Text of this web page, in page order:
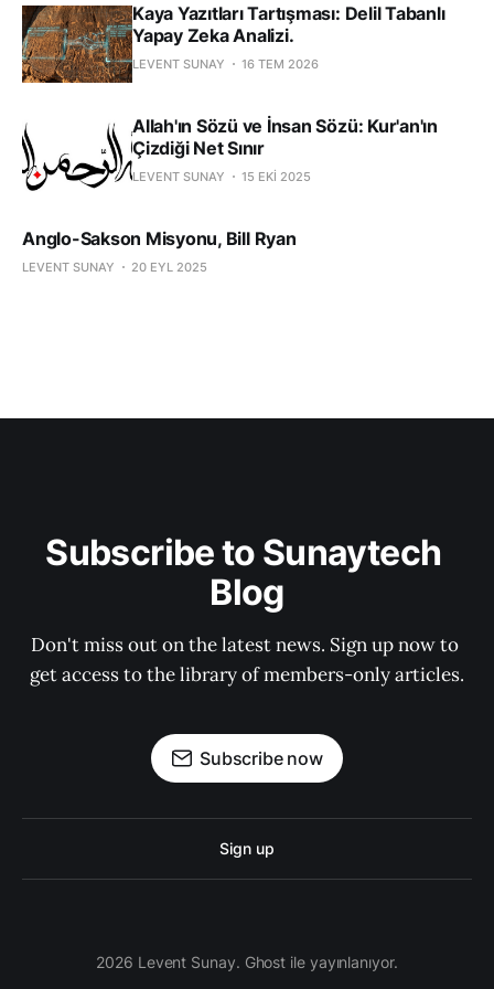
Kaya Yazıtları Tartışması: Delil Tabanlı
Yapay Zeka Analizi.
LEVENT SUNAY 16 TEM 2026
Allah'ın Sözü ve İnsan Sözü: Kur'an'ın
Çizdiği Net Sınır
LEVENT SUNAY 15 EKI 2025
Anglo-Sakson Misyonu, Bill Ryan
LEVENT SUNAY 20 EYL 2025
Subscribe to Sunaytech
Blog
Don't miss out on the latest news. Sign up now to
get access to the library of members-only articles.
Subscribe now
Sign up
2026 Levent Sunay. Ghost ile yayınlanıyor.